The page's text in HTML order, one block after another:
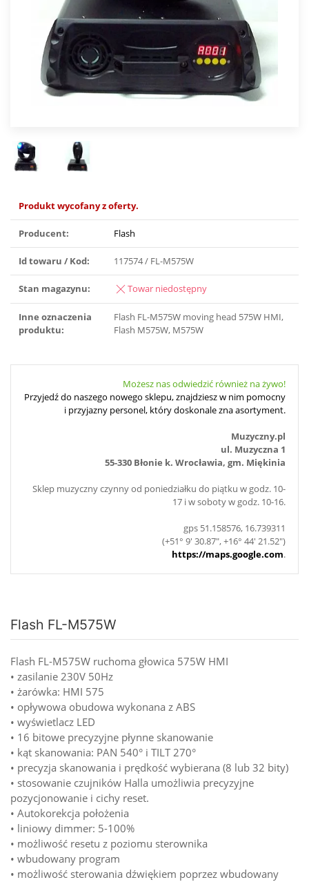
Produkt wycofany z oferty.
Producent: Flash
Id towaru / Kod: 117574 / FL-M575W
Stan magazynu: Towar niedostępny
Inne oznaczenia
produktu:
Flash FL-M575W moving head 575W HMI,
Flash M575W, M575W
Możesz nas odwiedzić również na żywo!
Przyjedź do naszego nowego sklepu, znajdziesz w nim pomocny
i przyjazny personel, który doskonale zna asortyment.
Muzyczny.pl
ul. Muzyczna 1
55-330 Błonie k. Wrocławia, gm. Miękinia
Sklep muzyczny czynny od poniedziałku do piątku w godz. 10-
17 i w soboty w godz. 10-16.
gps 51.158576, 16.739311
(+51° 9' 30.87", +16° 44' 21.52")
https://maps.google.com.
Flash FL-M575W
Flash FL-M575W ruchoma głowica 575W HMI
• zasilanie 230V 50Hz
• żarówka: HMI 575
• opływowa obudowa wykonana z ABS
• wyświetlacz LED
• 16 bitowe precyzyjne płynne skanowanie
• kąt skanowania: PAN 540° i TILT 270°
• precyzja skanowania i prędkość wybierana (8 lub 32 bity)
• stosowanie czujników Halla umożliwia precyzyjne
pozycjonowanie i cichy reset.
• Autokorekcja położenia
• liniowy dimmer: 5-100%
• możliwość resetu z poziomu sterownika
• wbudowany program
• możliwość sterowania dźwiękiem poprzez wbudowany